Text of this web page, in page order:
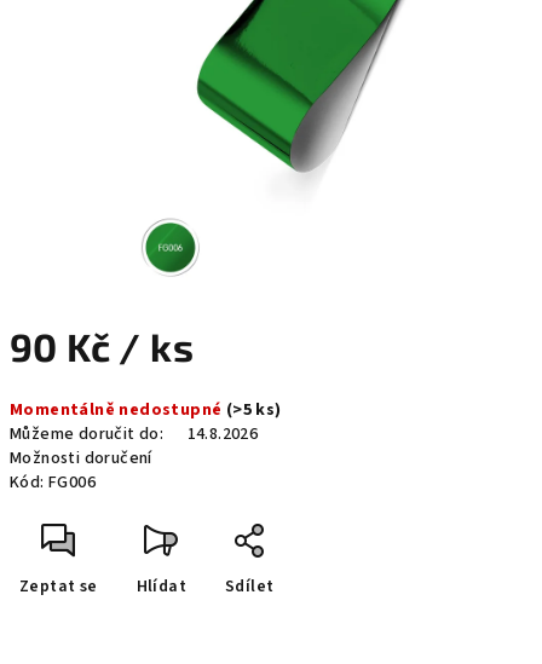
90 Kč / ks
cena:
Momentálně nedostupné (>5 ks)
Můžeme doručit do:
14.8.2026
Možnosti doručení
Kód: FG006
Zeptat se Hlídat Sdílet